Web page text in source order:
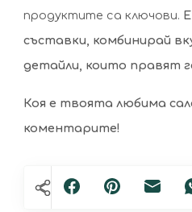
продуктите са ключови.
съставки, комбинирай
детайли, които правят
Коя е твоята любима
коментарите!